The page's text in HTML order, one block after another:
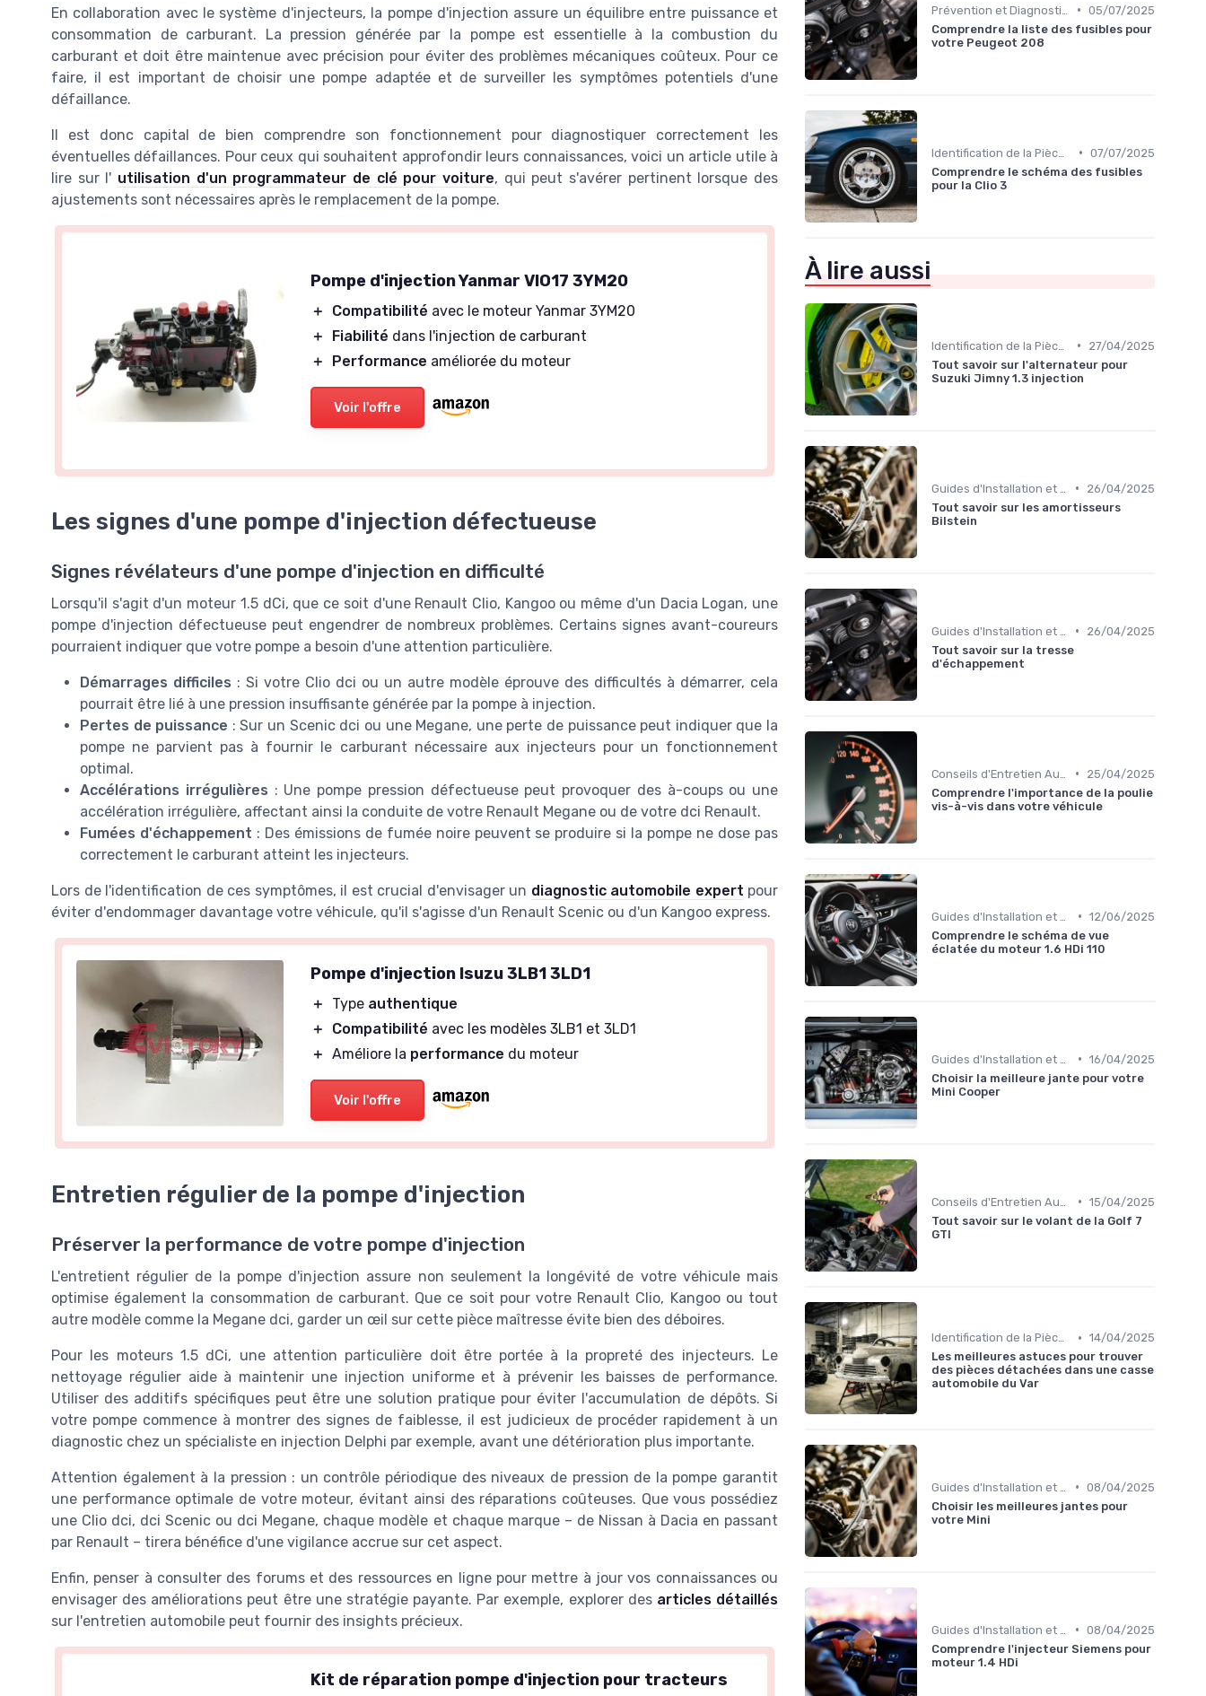
En collaboration avec le système d'injecteurs, la pompe d'injection assure un équilibre entre puissance et
consommation de carburant. La pression générée par la pompe est essentielle à la combustion du
carburant et doit être maintenue avec précision pour éviter des problèmes mécaniques coûteux. Pour ce
faire, il est important de choisir une pompe adaptée et de surveiller les symptômes potentiels d'une
défaillance.
Il est donc capital de bien comprendre son fonctionnement pour diagnostiquer correctement les
éventuelles défaillances. Pour ceux qui souhaitent approfondir leurs connaissances, voici un article utile à
lire sur l' utilisation d'un programmateur de clé pour voiture, qui peut s'avérer pertinent lorsque des
ajustements sont nécessaires après le remplacement de la pompe.
Pompe d'injection Yanmar VIO17 3YM20
＋ Compatibilité avec le moteur Yanmar 3YM20
＋
Fiabilité dans l'injection de carburant
＋
Performance améliorée du moteur
Voir l'offre
Les signes d'une pompe d'injection défectueuse
Signes révélateurs d'une pompe d'injection en difficulté
Lorsqu'il s'agit d'un moteur 1.5 dCi, que ce soit d'une Renault Clio, Kangoo ou même d'un Dacia Logan, une
pompe d'injection défectueuse peut engendrer de nombreux problèmes. Certains signes avant-coureurs
pourraient indiquer que votre pompe a besoin d'une attention particulière.
Démarrages difficiles : Si votre Clio dci ou un autre modèle éprouve des difficultés à démarrer, cela
pourrait être lié à une pression insuffisante générée par la pompe à injection.
Pertes de puissance : Sur un Scenic dci ou une Megane, une perte de puissance peut indiquer que la
pompe ne parvient pas à fournir le carburant nécessaire aux injecteurs pour un fonctionnement
optimal.
Accélérations irrégulières : Une pompe pression défectueuse peut provoquer des à-coups ou une
accélération irrégulière, affectant ainsi la conduite de votre Renault Megane ou de votre dci Renault.
Fumées d'échappement : Des émissions de fumée noire peuvent se produire si la pompe ne dose pas
correctement le carburant atteint les injecteurs.
Lors de l'identification de ces symptômes, il est crucial d'envisager un diagnostic automobile expert pour
éviter d'endommager davantage votre véhicule, qu'il s'agisse d'un Renault Scenic ou d'un Kangoo express.
Pompe d'injection Isuzu 3LB1 3LD1
＋ Type authentique
＋
Compatibilité avec les modèles 3LB1 et 3LD1
＋ Améliore la performance du moteur
Voir l'offre
Entretien régulier de la pompe d'injection
Préserver la performance de votre pompe d'injection
L'entretient régulier de la pompe d'injection assure non seulement la longévité de votre véhicule mais
optimise également la consommation de carburant. Que ce soit pour votre Renault Clio, Kangoo ou tout
autre modèle comme la Megane dci, garder un œil sur cette pièce maîtresse évite bien des déboires.
Pour les moteurs 1.5 dCi, une attention particulière doit être portée à la propreté des injecteurs. Le
nettoyage régulier aide à maintenir une injection uniforme et à prévenir les baisses de performance.
Utiliser des additifs spécifiques peut être une solution pratique pour éviter l'accumulation de dépôts. Si
votre pompe commence à montrer des signes de faiblesse, il est judicieux de procéder rapidement à un
diagnostic chez un spécialiste en injection Delphi par exemple, avant une détérioration plus importante.
Attention également à la pression : un contrôle périodique des niveaux de pression de la pompe garantit
une performance optimale de votre moteur, évitant ainsi des réparations coûteuses. Que vous possédiez
une Clio dci, dci Scenic ou dci Megane, chaque modèle et chaque marque – de Nissan à Dacia en passant
par Renault – tirera bénéfice d'une vigilance accrue sur cet aspect.
Enfin, penser à consulter des forums et des ressources en ligne pour mettre à jour vos connaissances ou
envisager des améliorations peut être une stratégie payante. Par exemple, explorer des articles détaillés
sur l'entretien automobile peut fournir des insights précieux.
Kit de réparation pompe d'injection pour tracteurs
• 05/07/2025
Comprendre la liste des fusibles pour
votre Peugeot 208
• 07/07/2025
Comprendre le schéma des fusibles
pour la Clio 3
À lire aussi
•
27/04/2025
Tout savoir sur l'alternateur pour
Suzuki Jimny 1.3 injection
•
26/04/2025
Tout savoir sur les amortisseurs
Bilstein
•
26/04/2025
Tout savoir sur la tresse
d'échappement
•
25/04/2025
Comprendre l'importance de la poulie
vis-à-vis dans votre véhicule
• 12/06/2025
Comprendre le schéma de vue
éclatée du moteur 1.6 HDi 110
• 16/04/2025
Choisir la meilleure jante pour votre
Mini Cooper
• 15/04/2025
Tout savoir sur le volant de la Golf 7
GTI
Identification de la Pièce Nécessaire • 14/04/2025
Les meilleures astuces pour trouver
des pièces détachées dans une casse
automobile du Var
• 08/04/2025
Choisir les meilleures jantes pour
votre Mini
• 08/04/2025
Comprendre l'injecteur Siemens pour
moteur 1.4 HDi